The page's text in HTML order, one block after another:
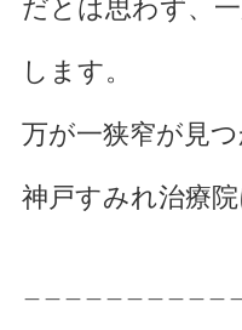
します。
万が一狭窄が見
神戸すみれ治療